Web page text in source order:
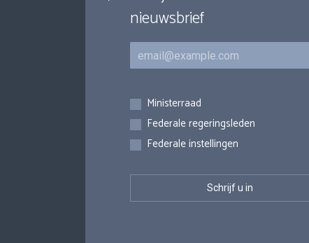
nieuwsbrief
E-mail
Inschrijvingen
Ministerraad
Federale regeringsleden
Federale instellingen